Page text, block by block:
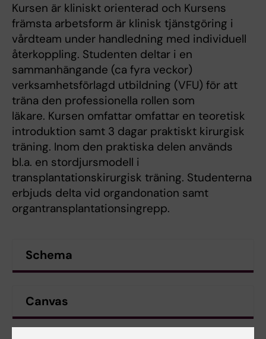
Kursen är kliniskt orienterad och Kursens
främsta arbetsform är klinisk tjänstgöring i
vårdteam under handledning med individuell
återkoppling. Studenten deltar i en
sammanhängande (ca fyra veckor)
verksamhetsförlagd utbildning (VFU) för att
träna den professionella rollen som
läkare. Kursen omfattar omfattar en teoretisk
introduktion samt 3 dagar praktiskt kirurgisk
träning. Inom den praktiska delen används
bl.a. en stordjursmodell i
transplantationskirurgisk träning. Studenterna
erbjuds delta vid organdonation samt
organtransplantationsingrepp.
Schema
Canvas